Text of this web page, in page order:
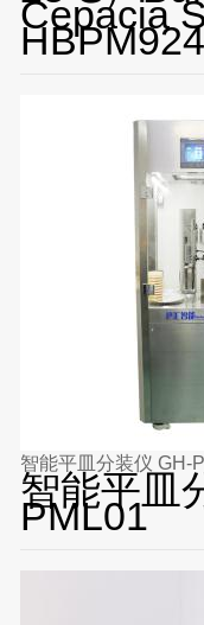
Cepacia
智能平皿分
智能平皿
PML01